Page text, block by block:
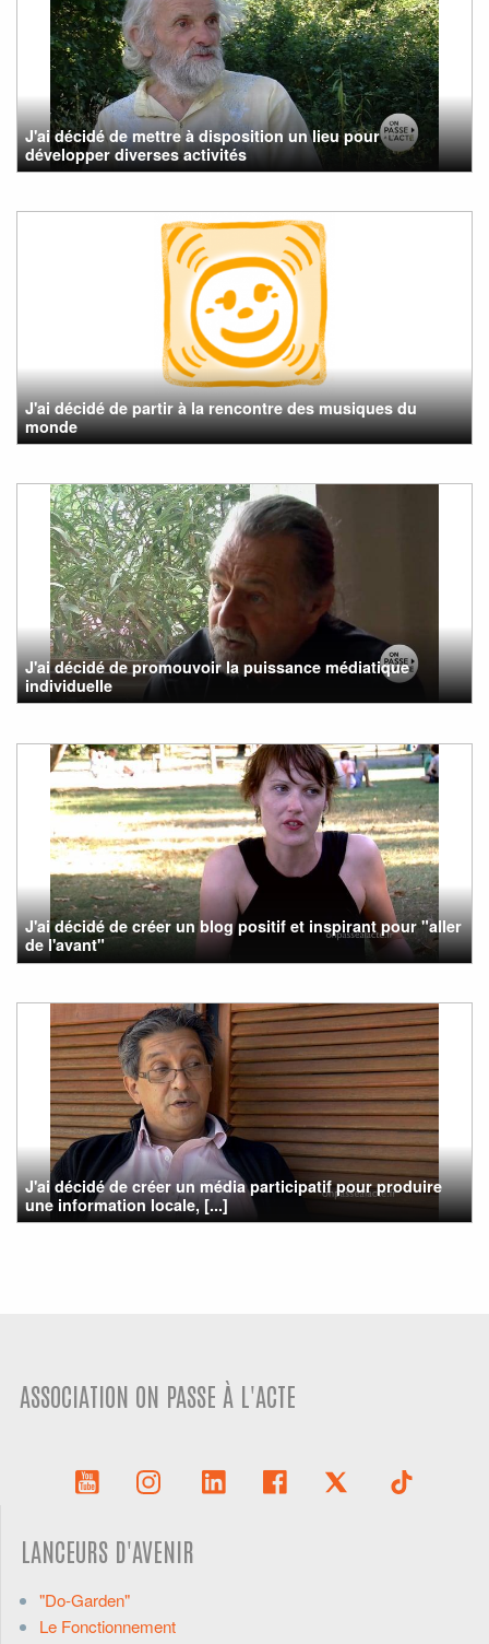
J'ai décidé de mettre à disposition un lieu pour
développer diverses activités
J'ai décidé de partir à la rencontre des musiques du
monde
J'ai décidé de promouvoir la puissance médiatique
individuelle
J'ai décidé de créer un blog positif et inspirant pour "aller
de l'avant"
J'ai décidé de créer un média participatif pour produire
une information locale, [...]
ASSOCIATION ON PASSE À L'ACTE
LANCEURS D'AVENIR
"Do-Garden"
Le Fonctionnement